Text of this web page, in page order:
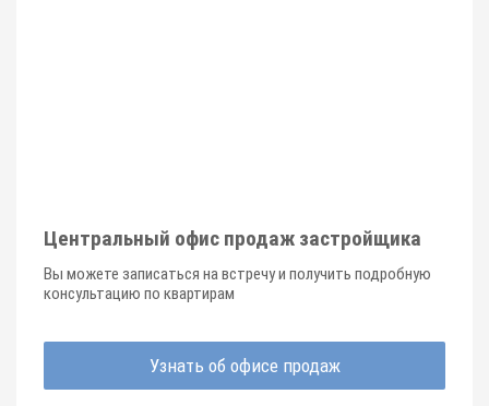
Центральный офис продаж застройщика
Вы можете записаться на встречу и получить подробную
консультацию по квартирам
Узнать об офисе продаж